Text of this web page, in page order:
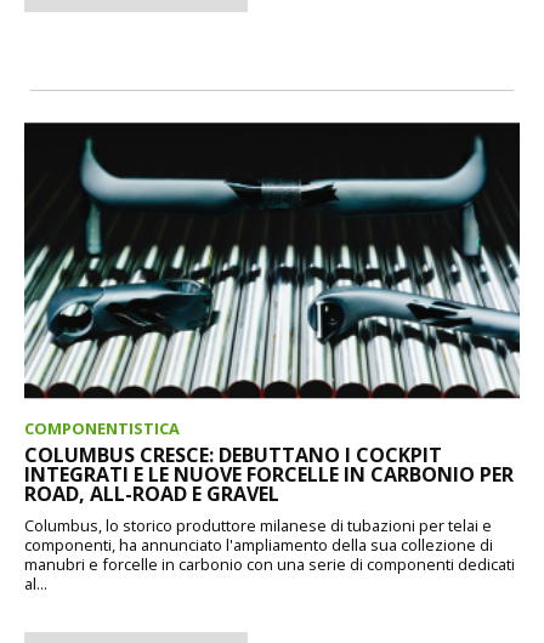
COMPONENTISTICA
COLUMBUS CRESCE: DEBUTTANO I COCKPIT
INTEGRATI E LE NUOVE FORCELLE IN CARBONIO PER
ROAD, ALL-ROAD E GRAVEL
Columbus, lo storico produttore milanese di tubazioni per telai e
componenti, ha annunciato l'ampliamento della sua collezione di
manubri e forcelle in carbonio con una serie di componenti dedicati
al...